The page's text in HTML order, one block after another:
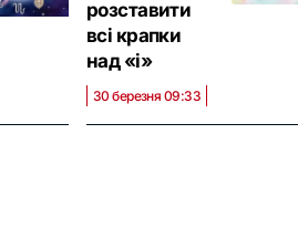
розставити
всі крапки
над «і»
30 березня 09:33